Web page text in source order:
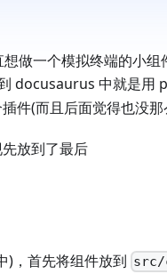
做一个模拟终端的小组
docusaurus 中就是用
件(而且后面觉得也没
放到了最后
)，首先将组件放到 src/